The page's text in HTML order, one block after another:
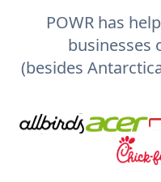
POWR has
businesses
(besides